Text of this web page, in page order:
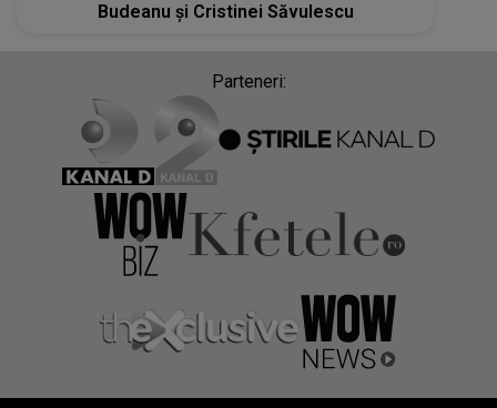
Budeanu și Cristinei Săvulescu
Parteneri: